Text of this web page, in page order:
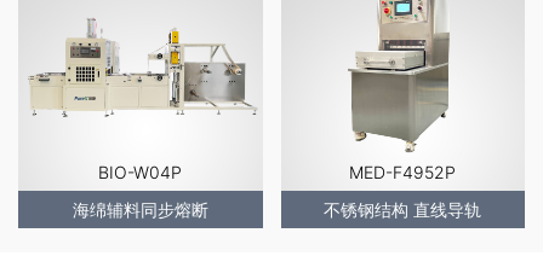
BIO-W04P
海绵辅料同步熔断
MED-F4952P
不锈钢结构 直线导轨